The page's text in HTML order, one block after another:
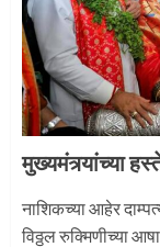
मुख्यमंत्र्यांच्या
नाशिकच्या आहेर
विठ्ठल रुक्मिणीच्या